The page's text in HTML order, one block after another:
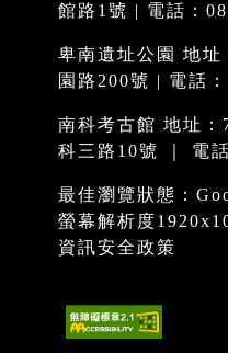
館路1號 | 電話：
卑南遺址公園 地址
園路200號 | 電話
南科考古館 地址：
科三路10號 ｜ 電
最佳瀏覽狀態：
螢幕解析度
資訊安全政策